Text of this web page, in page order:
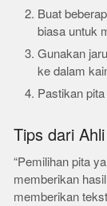
Buat
biasa untuk
Gunakan
ke dalam
Pastikan
Tips dari Ahli
“Pemilihan pita
memberikan
memberikan